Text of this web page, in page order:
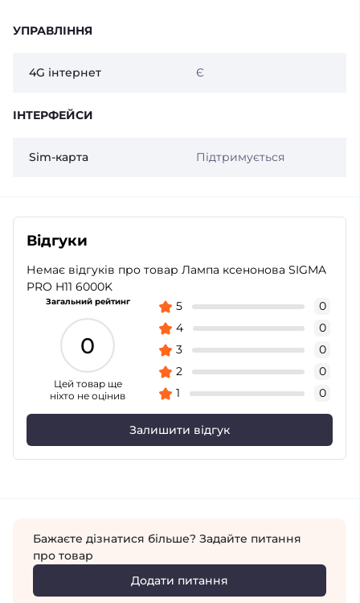
УПРАВЛІННЯ
4G інтернет Є
ІНТЕРФЕЙСИ
Sim-карта Підтримується
Відгуки
Немає відгуків про товар Лампа ксенонова SIGMA
PRO H11 6000K
Загальний рейтинг
0
Цей товар ще
ніхто не оцінив
5
0
4
0
3
0
2
0
1
0
Залишити відгук
Бажаєте дізнатися більше? Задайте питання
про товар
Додати питання